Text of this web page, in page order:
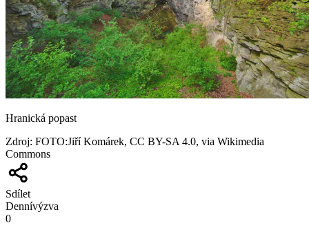
Hranická popast
Zdroj: FOTO:Jiří Komárek, CC BY-SA 4.0, via Wikimedia
Commons
Sdílet
Dennívýzva
0